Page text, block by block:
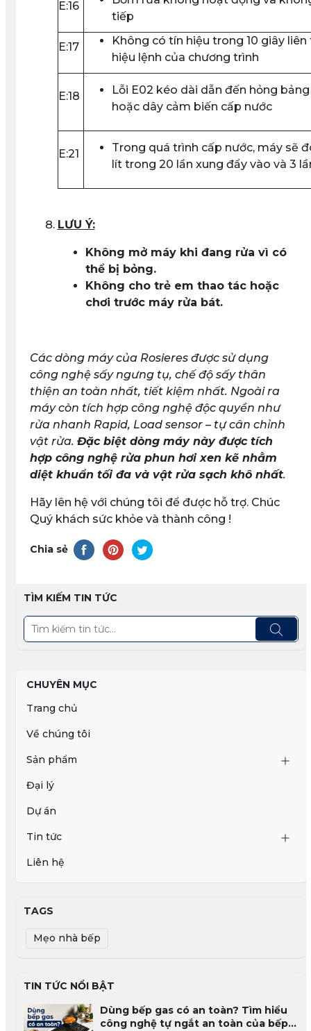
E:16
tiếp
E:17
Không có tín hiệu trong 10 giây
hiệu lệnh của chương trình
E:18
Lỗi E02 kéo dài dẫn đến hỏng
hoặc dây cảm biến cấp nước
E:21
Trong quá trình cấp nước, máy sẽ
lít trong 20 lần xung đẩy vào và 3
LƯU Ý:
Không mở máy khi đang rửa vì có
thể bị bỏng.
Không cho trẻ em thao tác hoặc
chơi trước máy rửa bát.
Các dòng máy của Rosieres được sử dụng
công nghệ sấy ngưng tụ, chế độ sấy thân
thiện an toàn nhất, tiết kiệm nhất. Ngoài ra
máy còn tích hợp công nghệ độc quyền như
rửa nhanh Rapid, Load sensor – tự cân chỉnh
vật rửa. Đặc biệt dòng máy này được tích
hợp công nghệ rửa phun hơi xen kẽ nhằm
diệt khuẩn tối đa và vật rửa sạch khô nhất.
Hãy lên hệ với chúng tôi để được hỗ trợ. Chúc
Quý khách sức khỏe và thành công !
Chia sẻ
TÌM KIẾM TIN TỨC
CHUYÊN MỤC
Trang chủ
Về chúng tôi
Sản phẩm
Đại lý
Dự án
Tin tức
Liên hệ
TAGS
Mẹo nhà bếp
TIN TỨC NỔI BẬT
Dùng bếp gas có an toàn? Tìm hiểu
công nghệ tự ngắt an toàn của bếp